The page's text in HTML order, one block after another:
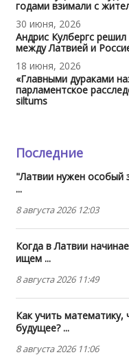
годами взимали с
30 июня, 2026
Андрис Кулбергс
между Латвией и
18 июня, 2026
«Главными дураками
парламентское
siltums
Последние
"Латвии нужен особый
...
8 августа 2026 12:03
Когда в Латвии
ищем ...
8 августа 2026 11:49
Как учить
будущее? ...
8 августа 2026 11:06